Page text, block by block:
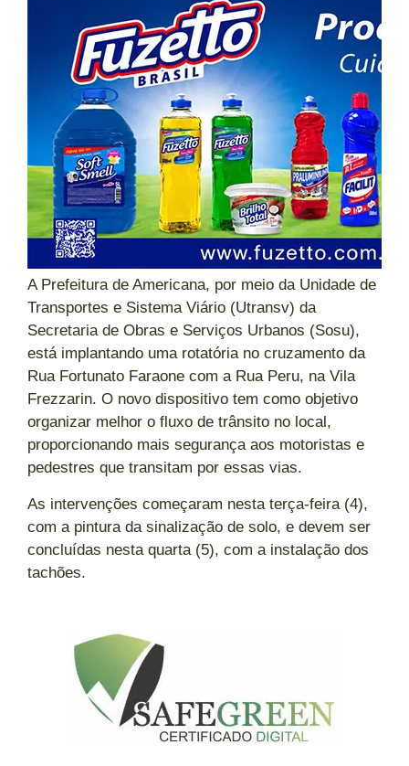
A Prefeitura de Americana, por meio da Unidade de
Transportes e Sistema Viário (Utransv) da
Secretaria de Obras e Serviços Urbanos (Sosu),
está implantando uma rotatória no cruzamento da
Rua Fortunato Faraone com a Rua Peru, na Vila
Frezzarin. O novo dispositivo tem como objetivo
organizar melhor o fluxo de trânsito no local,
proporcionando mais segurança aos motoristas e
pedestres que transitam por essas vias.
As intervenções começaram nesta terça-feira (4),
com a pintura da sinalização de solo, e devem ser
concluídas nesta quarta (5), com a instalação dos
tachões.